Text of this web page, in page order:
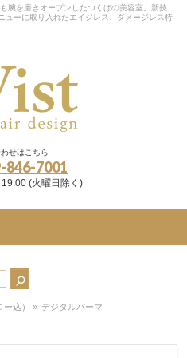
腕を磨きオープンしたつくばの美容室。新技
ューに取り入れたエイジレス、ダメージレス特
せはこちら
846-7001
(火曜日除く)
込） » デジタルパーマ